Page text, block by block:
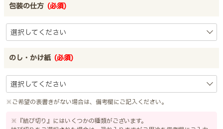
包装の仕方 (必須)
のし・かけ紙 (必須)
※ご希望の表書きがない場合は、備考欄にご記入ください。
※『結び切り』にはいくつかの種類がございます。